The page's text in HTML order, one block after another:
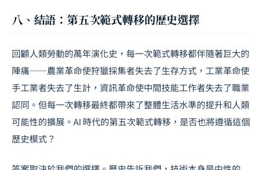
八、結語：第五次範式轉移的歷史選擇
回顧人類勞動的萬年演化史，每一次範式轉移都伴隨著巨大的
陣痛——農業革命使狩獵採集者失去了生存方式，工業革命使
手工業者失去了生計，資訊革命使中間技能工作者失去了職業
認同。但每一次轉移最終都帶來了整體生活水準的提升和人類
可能性的擴展。AI 時代的第五次範式轉移，是否也將遵循這個
歷史模式？